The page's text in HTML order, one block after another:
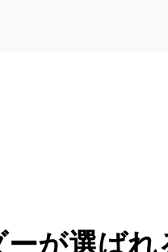
ーが選ばれ